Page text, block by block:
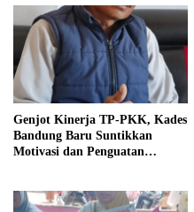
Genjot Kinerja TP-PKK, Kades
Bandung Baru Suntikkan
Motivasi dan Penguatan